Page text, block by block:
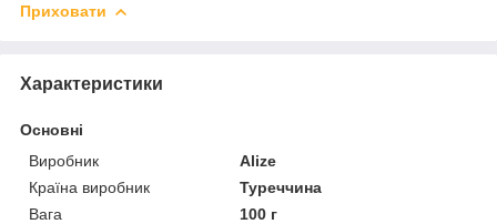
Приховати
Характеристики
Основні
Виробник
Alize
Країна виробник
Туреччина
Вага
100 г